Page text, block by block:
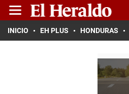
INICIO EH PLUS HONDURAS